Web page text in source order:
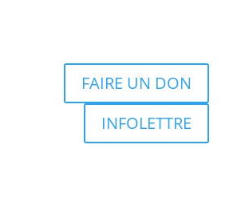
FAIRE UN DON
INFOLETTRE